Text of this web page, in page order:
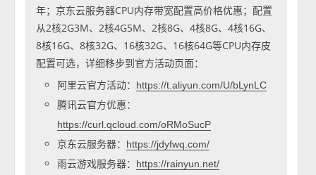
年；京东云服务器CPU内存带宽配置高价格优惠；配置
从2核2G3M、2核4G5M、2核8G、4核8G、4核16G、
8核16G、8核32G、16核32G、16核64G等CPU内存皮
配置可选，详细移步到官方活动页面：
阿里云官方活动：
https://t.aliyun.com/U/bLynLC
腾讯云官方优惠：
https://curl.qcloud.com/oRMoSucP
京东云服务器： https://jdyfwq.com/
雨云游戏服务器： https://rainyun.net/